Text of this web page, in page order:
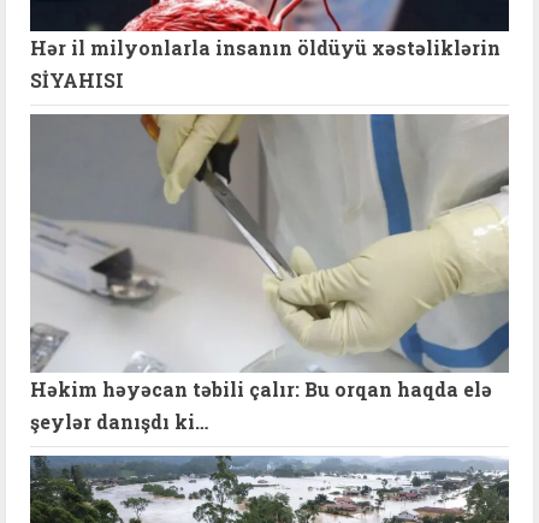
Hər il milyonlarla insanın öldüyü xəstəliklərin
SİYAHISI
Həkim həyəcan təbili çalır: Bu orqan haqda elə
şeylər danışdı ki…